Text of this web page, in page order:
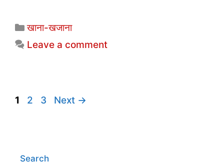
c
e
b
k
itt
er s
A
e
dI
Categories
खाना-खजाना
Leave a comment
Page
1 Page
2 Page
3 Next →
Search